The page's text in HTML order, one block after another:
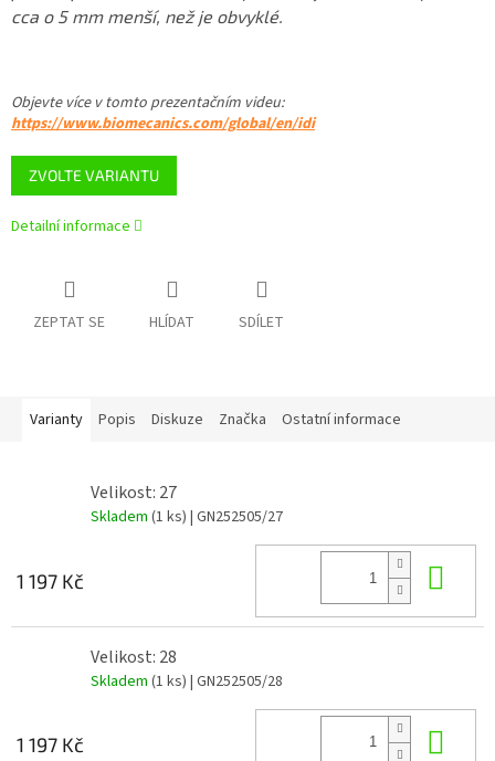
ZVOLTE VARIANTU
cca o 5 mm menší, než je obvyklé.
Objevte více v tomtoprezentačním videu:
https://www.biomecanics.com/global/en/idi
Detailní informace
ZEPTAT SE HLÍDAT SDÍLET
Varianty Popis Diskuze Značka Ostatní informace
Velikost: 27
Skladem (1 ks) | GN252505/27
1 197 Kč
Velikost: 28
Skladem (1 ks) | GN252505/28
1 197 Kč